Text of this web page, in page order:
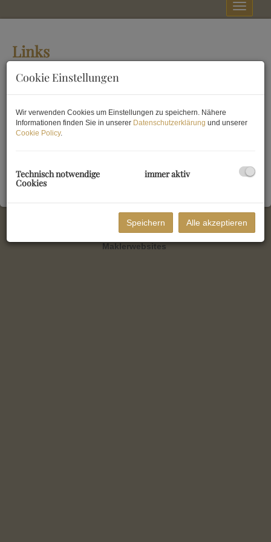
Links
Übersicht über die Förderungen des Landes Niederösterreich
Datenschutz AGB
Justimmo / Immobiliensoftware und
Maklerwebsites
Cookie Einstellungen
Wir verwenden Cookies um Einstellungen zu speichern. Nähere
Informationen finden Sie in unserer Datenschutzerklärung und unserer
Cookie Policy.
Technisch notwendige
Cookies
immer aktiv
Speichern Alle akzeptieren